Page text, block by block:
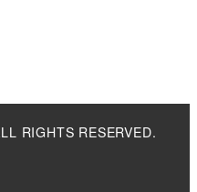
RIGHTS RESERVED.